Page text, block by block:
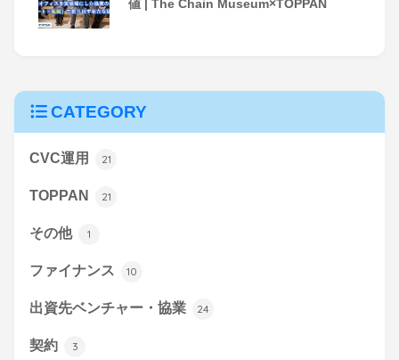
値 | The Chain Museum×TOPPAN
CATEGORY
CVC運用 21
TOPPAN 21
その他 1
ファイナンス 10
出資先ベンチャー・協業 24
契約 3